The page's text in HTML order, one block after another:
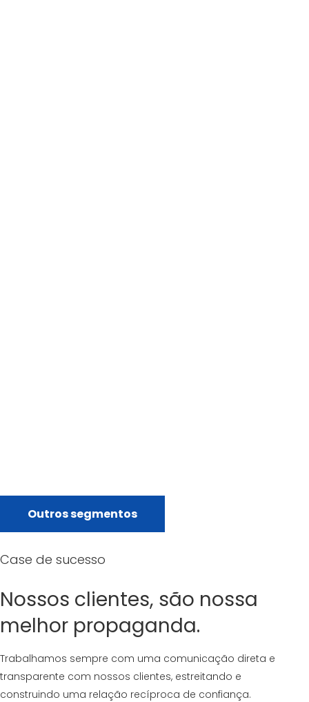
Outros segmentos
Case de sucesso
Nossos clientes, são nossa
melhor propaganda.
Trabalhamos sempre com uma comunicação direta e
transparente com nossos clientes, estreitando e
construindo uma relação recíproca de confiança.